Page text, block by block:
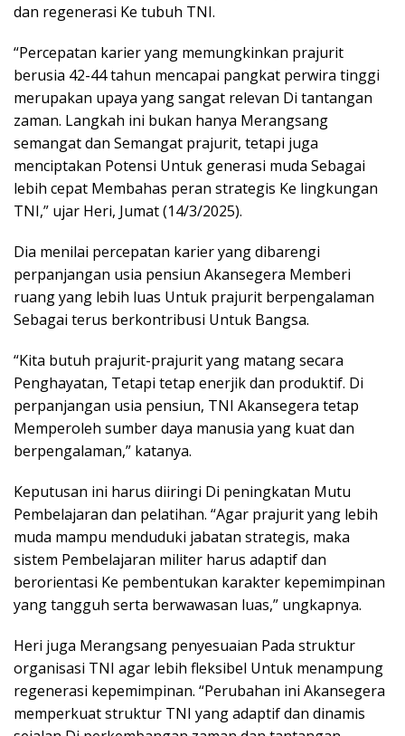
dan regenerasi Ke tubuh TNI.
“Percepatan karier yang memungkinkan prajurit
berusia 42-44 tahun mencapai pangkat perwira tinggi
merupakan upaya yang sangat relevan Di tantangan
zaman. Langkah ini bukan hanya Merangsang
semangat dan Semangat prajurit, tetapi juga
menciptakan Potensi Untuk generasi muda Sebagai
lebih cepat Membahas peran strategis Ke lingkungan
TNI,” ujar Heri, Jumat (14/3/2025).
Dia menilai percepatan karier yang dibarengi
perpanjangan usia pensiun Akansegera Memberi
ruang yang lebih luas Untuk prajurit berpengalaman
Sebagai terus berkontribusi Untuk Bangsa.
“Kita butuh prajurit-prajurit yang matang secara
Penghayatan, Tetapi tetap enerjik dan produktif. Di
perpanjangan usia pensiun, TNI Akansegera tetap
Memperoleh sumber daya manusia yang kuat dan
berpengalaman,” katanya.
Keputusan ini harus diiringi Di peningkatan Mutu
Pembelajaran dan pelatihan. “Agar prajurit yang lebih
muda mampu menduduki jabatan strategis, maka
sistem Pembelajaran militer harus adaptif dan
berorientasi Ke pembentukan karakter kepemimpinan
yang tangguh serta berwawasan luas,” ungkapnya.
Heri juga Merangsang penyesuaian Pada struktur
organisasi TNI agar lebih fleksibel Untuk menampung
regenerasi kepemimpinan. “Perubahan ini Akansegera
memperkuat struktur TNI yang adaptif dan dinamis